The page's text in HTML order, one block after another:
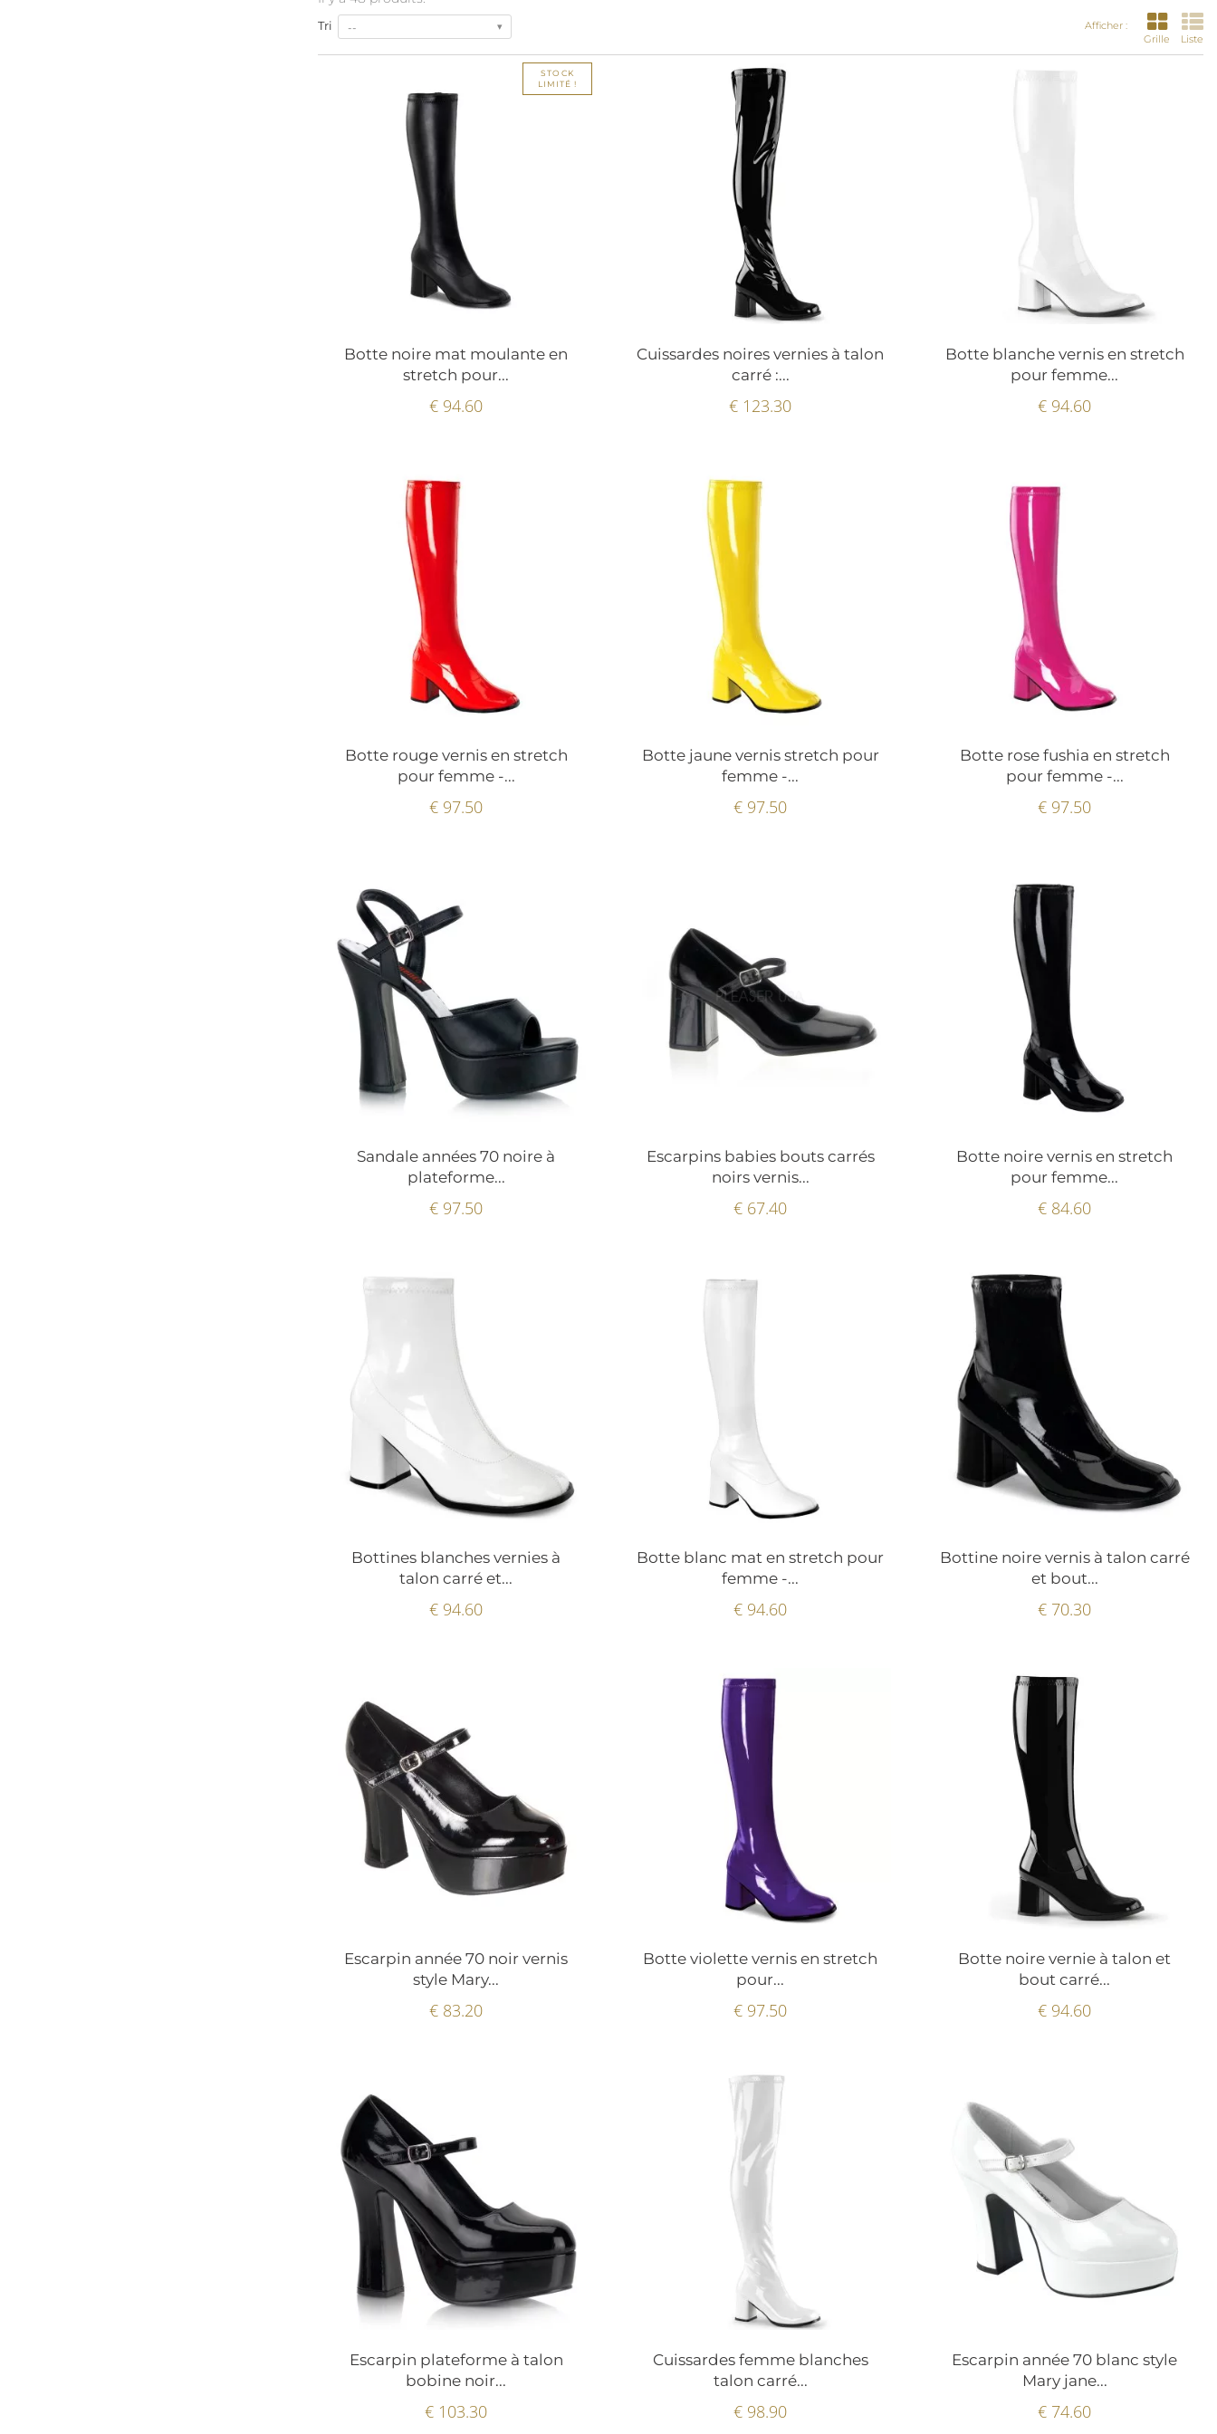
Afficher :
Grille
Liste
Tri --
STOCK
LIMITÉ !
Botte noire mat moulante en
stretch pour...
€ 94.60
Cuissardes noires vernies à talon
carré :...
€ 123.30
Botte blanche vernis en stretch
pour femme...
€ 94.60
Botte rouge vernis en stretch
pour femme -...
€ 97.50
Botte jaune vernis stretch pour
femme -...
€ 97.50
Botte rose fushia en stretch
pour femme -...
€ 97.50
Sandale années 70 noire à
plateforme...
€ 97.50
Escarpins babies bouts carrés
noirs vernis...
€ 67.40
Botte noire vernis en stretch
pour femme...
€ 84.60
Bottines blanches vernies à
talon carré et...
€ 94.60
Botte blanc mat en stretch pour
femme -...
€ 94.60
Bottine noire vernis à talon carré
et bout...
€ 70.30
Escarpin année 70 noir vernis
style Mary...
€ 83.20
Botte violette vernis en stretch
pour...
€ 97.50
Botte noire vernie à talon et
bout carré...
€ 94.60
Escarpin plateforme à talon
bobine noir...
€ 103.30
Cuissardes femme blanches
talon carré...
€ 98.90
Escarpin année 70 blanc style
Mary jane...
€ 74.60